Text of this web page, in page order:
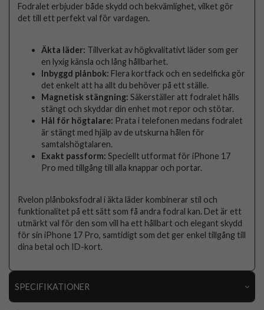
Fodralet erbjuder både skydd och bekvämlighet, vilket gör
det till ett perfekt val för vardagen.
Äkta läder: Tillverkat av högkvalitativt läder som ger
en lyxig känsla och lång hållbarhet.
Inbyggd plånbok: Flera kortfack och en sedelficka gör
det enkelt att ha allt du behöver på ett ställe.
Magnetisk stängning: Säkerställer att fodralet hålls
stängt och skyddar din enhet mot repor och stötar.
Hål för högtalare: Prata i telefonen medans fodralet
är stängt med hjälp av de utskurna hålen för
samtalshögtalaren.
Exakt passform: Speciellt utformat för iPhone 17
Pro med tillgång till alla knappar och portar.
Rvelon plånboksfodral i äkta läder kombinerar stil och
funktionalitet på ett sätt som få andra fodral kan. Det är ett
utmärkt val för den som vill ha ett hållbart och elegant skydd
för sin iPhone 17 Pro, samtidigt som det ger enkel tillgång till
dina betal och ID-kort.
SPECIFIKATIONER